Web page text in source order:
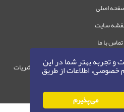
تجربه بهتر شما در این
اطلاعات از طریق
می پذیرم
اصلی
سایت
تماس با ما
متعلق به سامانه مدیریت نشریات
رایمگ است.
حق نشر©
1405-1396